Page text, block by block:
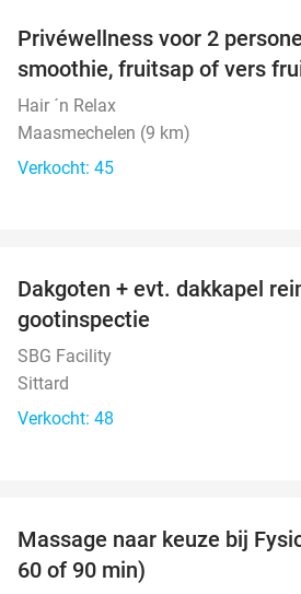
Privéwellness voor 2
smoothie, fruitsap of vers
Hair ´n Relax
Maasmechelen (9 km)
Verkocht: 45
Dakgoten + evt. dakkapel
gootinspectie
SBG Facility
Sittard
Verkocht: 48
Massage naar keuze bij
60 of 90 min)